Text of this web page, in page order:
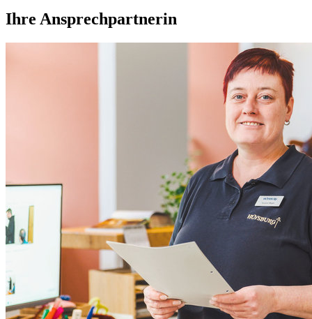
Ihre Ansprechpartnerin